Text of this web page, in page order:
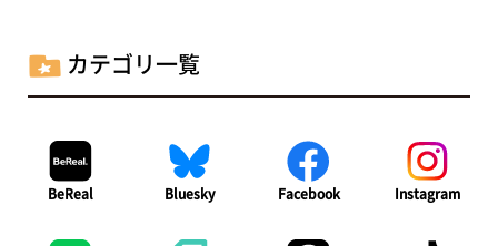
カテゴリ一覧
BeReal Bluesky Facebook Instagram